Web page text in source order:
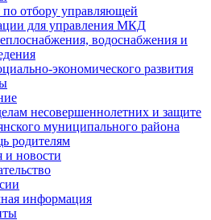
по отбору управляющей
для управления МКД
водоснабжения и
экономического развития
несовершеннолетних и защите
муниципального района
родителям
и новости
информация